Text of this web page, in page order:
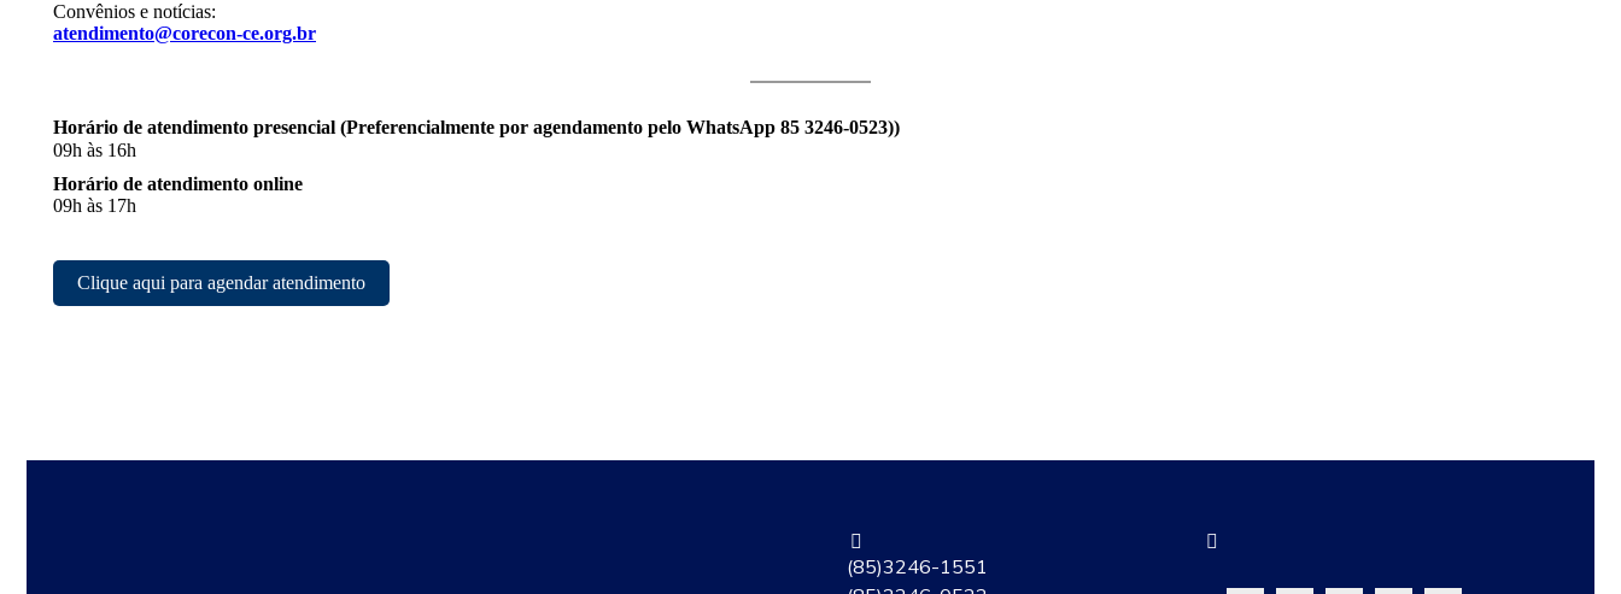
Convênios e notícias:
atendimento@corecon-ce.org.br
Horário de atendimento presencial (Preferencialmente por agendamento pelo WhatsApp 85 3246-0523))
09h às 16h⠀⠀⠀⠀⠀
Horário de atendimento online
09h às 17h
Clique aqui para agendar atendimento
(85) 3246-1551